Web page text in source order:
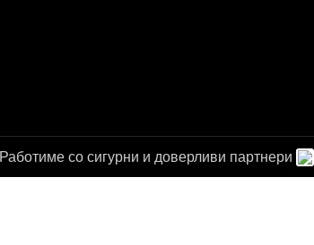
Работиме со сигурни и доверливи партнери